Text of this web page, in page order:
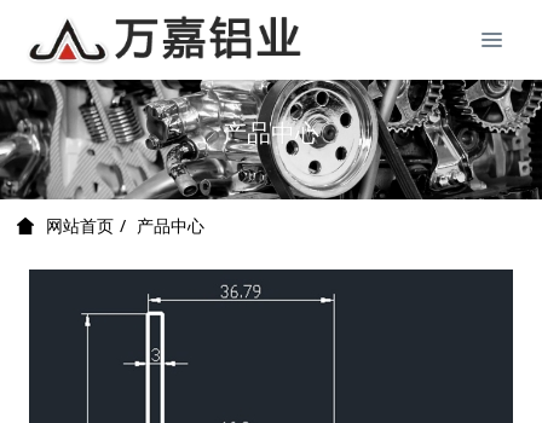
产品中心
网站首页 产品中心